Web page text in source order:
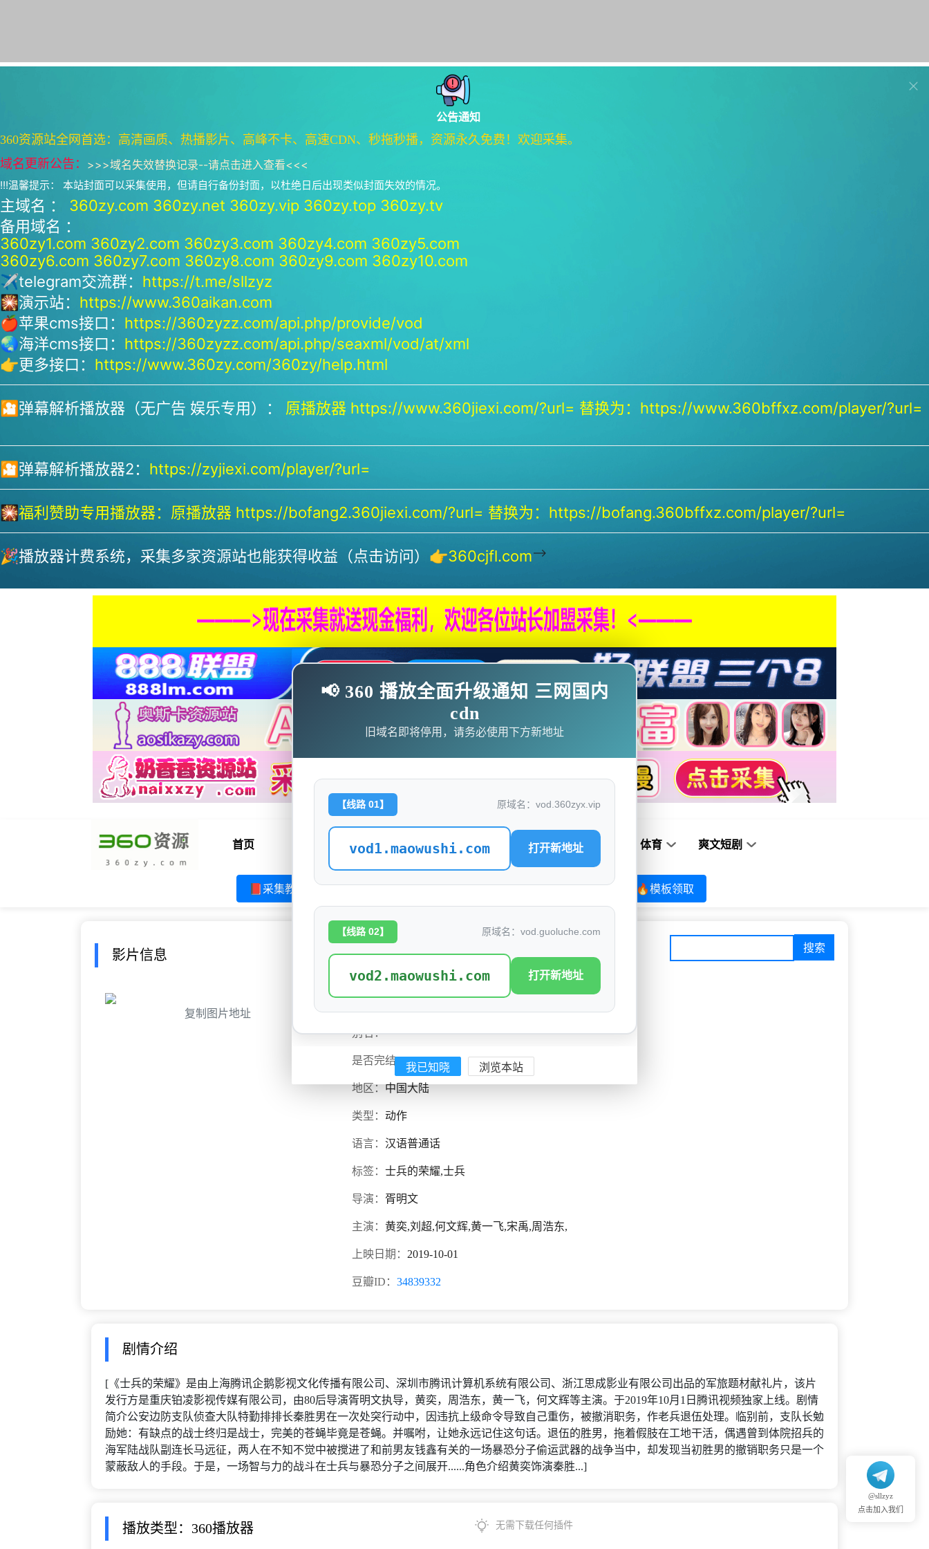
公告通知
360资源站全网首选：高清画质、热播影片、高峰不卡、高速CDN、秒拖秒播，资源永久免费！欢迎采集。
域名更新公告： >>>域名失效替换记录--请点击进入查看<<<
!!!温馨提示： 本站封面可以采集使用，但请自行备份封面，以杜绝日后出现类似封面失效的情况。
主域名 ： 360zy.com 360zy.net 360zy.vip 360zy.top 360zy.tv
备用域名 ：
360zy1.com 360zy2.com 360zy3.com 360zy4.com 360zy5.com
360zy6.com 360zy7.com 360zy8.com 360zy9.com 360zy10.com
✈telegram交流群： https://t.me/sllzyz
🎇演示站： https://www.360aikan.com
🍎苹果cms接口： https://360zyzz.com/api.php/provide/vod
🌏海洋cms接口： https://360zyzz.com/api.php/seaxml/vod/at/xml
👉更多接口： https://www.360zy.com/360zy/help.html
🎦弹幕解析播放器（无广告 娱乐专用）： 原播放器 https://www.360jiexi.com/?url= 替换为：https://www.360bffxz.com/player/?url=
🎦弹幕解析播放器2： https://zyjiexi.com/player/?url=
🎇福利赞助专用播放器： 原播放器 https://bofang2.360jiexi.com/?url= 替换为：https://bofang.360bffxz.com/player/?url=
🎉播放器计费系统，采集多家资源站也能获得收益（点击访问）👉360cjfl.com-->
首页 连续剧 综艺 伦理片 体育 爽文短剧
📕采集教程 🗨求片必应 🎉福利赞助 🎉演示站 🔥模板领取
影片信息
复制图片地址
士兵的荣耀
别名：
是否完结：1
地区：中国大陆
类型： 动作
语言： 汉语普通话
标签： 士兵的荣耀,士兵
导演： 胥明文
主演： 黄奕,刘超,何文辉,黄一飞,宋禹,周浩东,
上映日期： 2019-10-01
豆瓣ID： 34839332
剧情介绍
[《士兵的荣耀》是由上海腾讯企鹅影视文化传播有限公司、深圳市腾讯计算机系统有限公司、浙江思成影业有限公司出品的军旅题材献礼片，该片
发行方是重庆铂凌影视传媒有限公司，由80后导演胥明文执导，黄奕，周浩东，黄一飞，何文辉等主演。于2019年10月1日腾讯视频独家上线。剧情
简介公安边防支队侦查大队特勤排排长秦胜男在一次处突行动中，因违抗上级命令导致自己重伤，被撤消职务，作老兵退伍处理。临别前，支队长勉
励她：有缺点的战士终归是战士，完美的苍蝇毕竟是苍蝇。并嘱咐，让她永远记住这句话。退伍的胜男，拖着假肢在工地干活，偶遇曾到体院招兵的
海军陆战队副连长马远征，两人在不知不觉中被搅进了和前男友钱鑫有关的一场暴恐分子偷运武器的战争当中，却发现当初胜男的撤销职务只是一个
蒙蔽敌人的手段。于是，一场智与力的战斗在士兵与暴恐分子之间展开......角色介绍黄奕饰演秦胜...]
播放类型：360播放器 无需下载任何插件
@sllzyz
点击加入我们
📢 360 播放全面升级通知 三网国内
cdn
旧域名即将停用，请务必使用下方新地址
【线路 01】 原域名：vod.360zyx.vip
vod1.maowushi.com 打开新地址
【线路 02】 原域名：vod.guoluche.com
vod2.maowushi.com 打开新地址
我已知晓 浏览本站